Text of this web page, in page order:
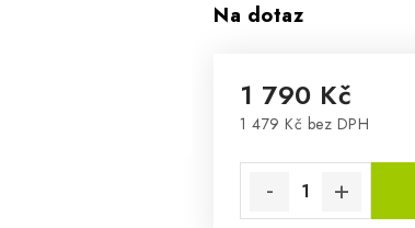
Na dotaz
1 790 Kč
1 479 Kč bez DPH